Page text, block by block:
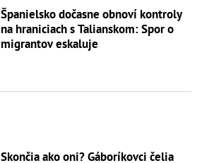
Španielsko dočasne obnoví kontroly
na hraniciach s Talianskom: Spor o
migrantov eskaluje
Skončia ako oni? Gáboríkovci čelia